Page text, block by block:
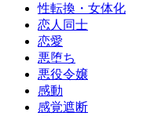
性転換・女体化
恋人同士
恋愛
悪堕ち
悪役令嬢
感動
感覚遮断